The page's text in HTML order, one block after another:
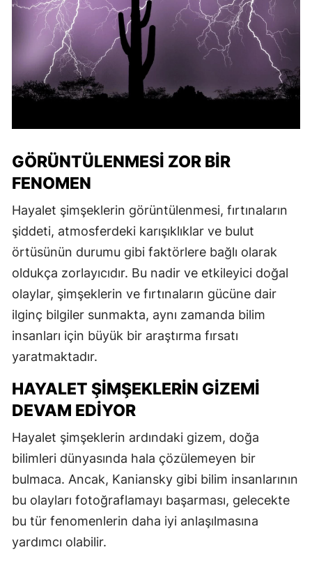
GÖRÜNTÜLENMESI ZOR BIR
FENOMEN
Hayalet şimşeklerin görüntülenmesi, fırtınaların
şiddeti, atmosferdeki karışıklıklar ve bulut
örtüsünün durumu gibi faktörlere bağlı olarak
oldukça zorlayıcıdır. Bu nadir ve etkileyici doğal
olaylar, şimşeklerin ve fırtınaların gücüne dair
ilginç bilgiler sunmakta, aynı zamanda bilim
insanları için büyük bir araştırma fırsatı
yaratmaktadır.
HAYALET ŞIMŞEKLERIN GIZEMI
DEVAM EDIYOR
Hayalet şimşeklerin ardındaki gizem, doğa
bilimleri dünyasında hala çözülemeyen bir
bulmaca. Ancak, Kaniansky gibi bilim insanlarının
bu olayları fotoğraflamayı başarması, gelecekte
bu tür fenomenlerin daha iyi anlaşılmasına
yardımcı olabilir.